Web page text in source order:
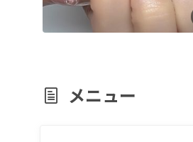
メニュー